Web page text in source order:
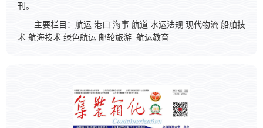
刊。
主要栏目：航运 港口 海事 航道 水运法规 现代物流 船舶技
术 航海技术 绿色航运 邮轮旅游 航运教育